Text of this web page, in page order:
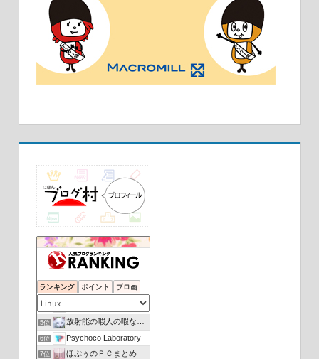
ランキング ポイント ブロ画
1位 Linuxとはな
3位 アジアの片隅から
4位
5位 放射能の暇人の暇なブログ
6位 Psychoco Laboratory
7位 ほぷぅのＰＣまとめ